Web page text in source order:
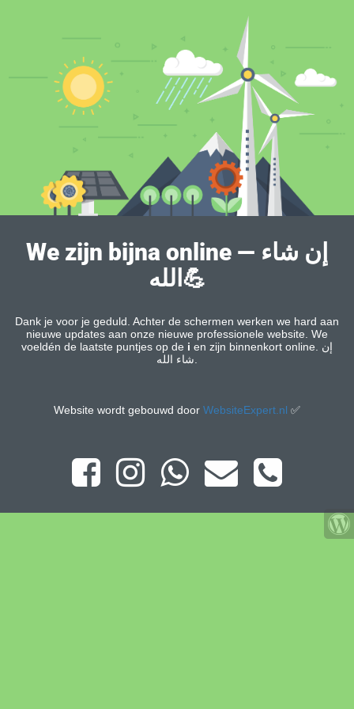
We zijn bijna online — إن شاء
الله💪
Dank je voor je geduld. Achter de schermen werken we hard aan
nieuwe updates aan onze nieuwe professionele website. We
voeldén de laatste puntjes op de i en zijn binnenkort online. إن
شاء الله.
Website wordt gebouwd door WebsiteExpert.nl ✅